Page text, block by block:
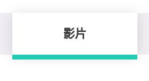
影片